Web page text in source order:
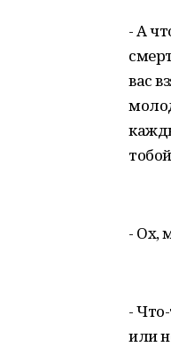
- А
вас
- Ох,
-
или